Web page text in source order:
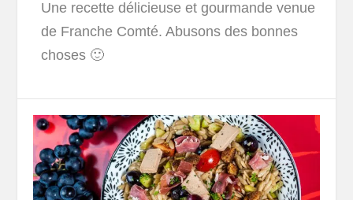
Une recette délicieuse et gourmande venue
de Franche Comté. Abusons des bonnes
choses 🙂